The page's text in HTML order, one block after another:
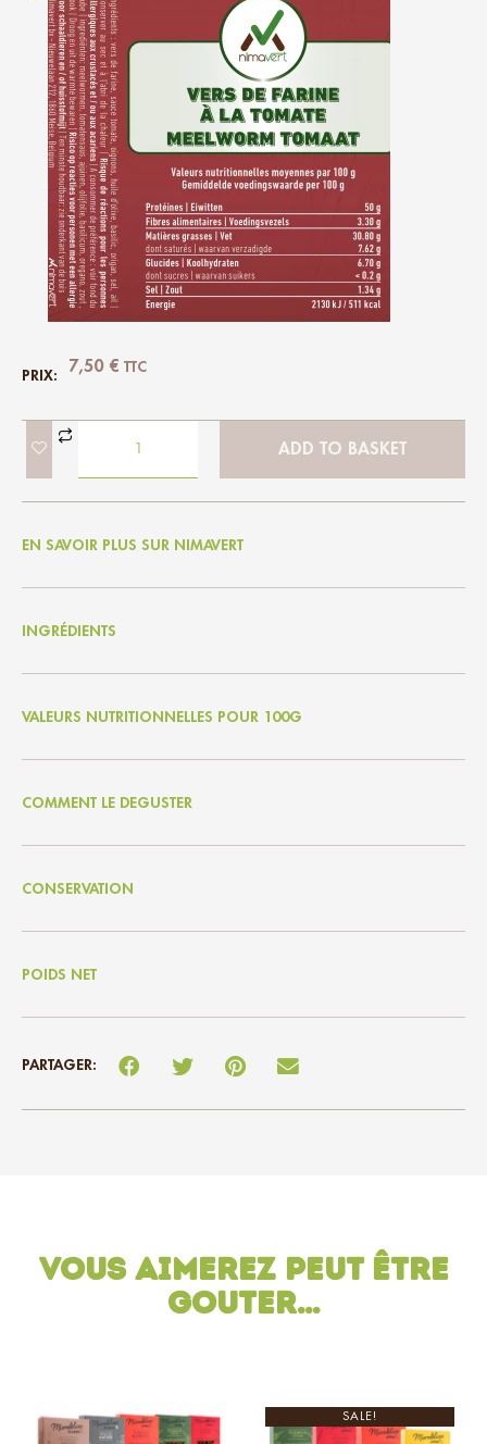
PRIX:
7,50 € TTC
ADD TO BASKET
EN SAVOIR PLUS SUR NIMAVERT
INGRÉDIENTS
VALEURS NUTRITIONNELLES POUR 100G
COMMENT LE DEGUSTER
CONSERVATION
POIDS NET
PARTAGER:
Vous aimerez peut être
gouter…
SALE!